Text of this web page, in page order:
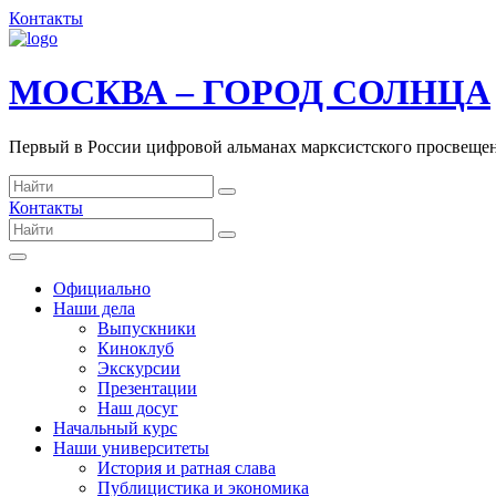
Контакты
МОСКВА – ГОРОД СОЛНЦА
Первый в России цифровой альманах марксистского
Контакты
Официально
Наши дела
Выпускники
Киноклуб
Экскурсии
Презентации
Наш досуг
Начальный курс
Наши университеты
История и ратная слава
Публицистика и экономика